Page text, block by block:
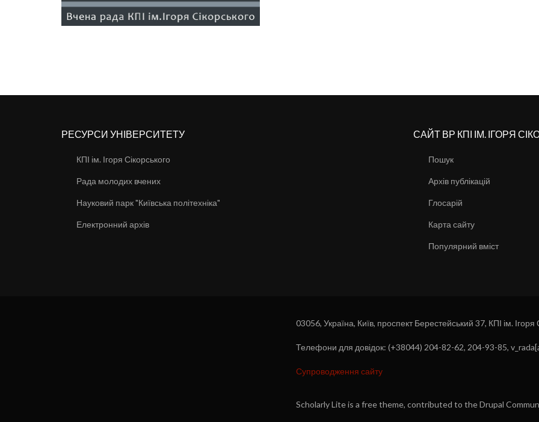
РЕСУРСИ УНІВЕРСИТЕТУ
КПІ ім. Ігоря Сікорського
Рада молодих вчених
Науковий парк "Київська політехніка"
Електронний архів
САЙТ ВР КПІ ІМ. ІГОРЯ
Пошук
Архів публікацій
Глосарій
Карта сайту
Популярний вміст
03056, Україна, Київ, проспект Берестейський 37, КПІ ім.
Телефони для довідок: (+38044) 204-82-62, 204-93-85,
Супроводження сайту
Scholarly Lite is a free theme, contributed to the Drupal